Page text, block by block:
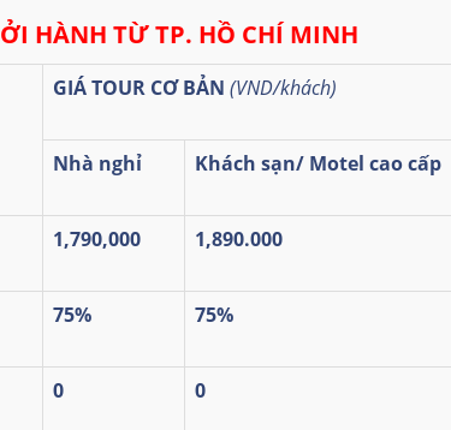
HÀNH TỪ TP. HỒ CHÍ MINH
GIÁ TOUR CƠ BẢN (VND/khách)
Nhà nghỉ Khách sạn/ Motel cao cấp
1,790,000 1,890.000
75% 75%
0 0